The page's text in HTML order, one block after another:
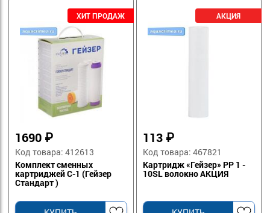
1690 ₽
Код товара: 412613
Комплект сменных
картриджей С-1 (Гейзер
Стандарт )
113 ₽
Код товара: 467821
Картридж «Гейзер» PP 1 -
10SL волокно АКЦИЯ